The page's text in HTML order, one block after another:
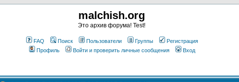
malchish.org
Это архив форума! Test!
FAQ Поиск Пользователи Группы
Регистрация
Профиль
Войти и проверить личные сообщения Вход